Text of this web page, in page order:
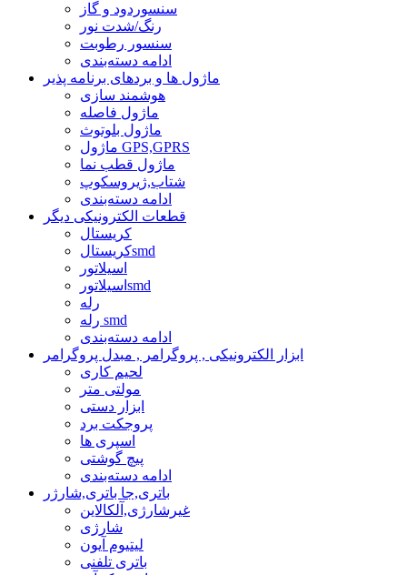
سنسوردود و گاز
رنگ/شدت نور
سنسور رطوبت
ادامه دسته‌بندی
ماژول ها و بردهای برنامه پذیر
هوشمند سازی
ماژول فاصله
ماژول بلوتوث
ماژول GPS,GPRS
ماژول قطب نما
شتاب,ژیروسکوپ
ادامه دسته‌بندی
قطعات الکترونیکی دیگر
کریستال
کریستالsmd
اسیلاتور
اسیلاتورsmd
رله
رله smd
ادامه دسته‌بندی
ابزار الکترونیکی , پروگرامر , مبدل پروگرامر
لحیم کاری
مولتی متر
ابزار دستی
پروجکت برد
اسپری ها
پیچ گوشتی
ادامه دسته‌بندی
باتری,جا باتری,شارژر
غیرشارژی,آلکالاین
شارژی
لیتیوم آیون
باتری تلفنی